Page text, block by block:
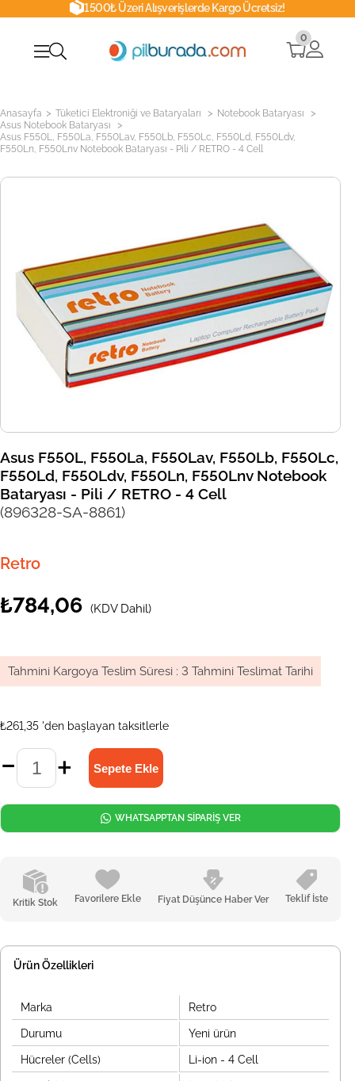
1500₺ Üzeri Alışverişlerde Kargo Ücretsiz!
0
Anasayfa > Tüketici Elektroniği ve Bataryaları > Notebook Bataryası >
Asus Notebook Bataryası >
Asus F550L, F550La, F550Lav, F550Lb, F550Lc, F550Ld, F550Ldv,
F550Ln, F550Lnv Notebook Bataryası - Pili / RETRO - 4 Cell
Asus F550L, F550La, F550Lav, F550Lb, F550Lc,
F550Ld, F550Ldv, F550Ln, F550Lnv Notebook
Bataryası - Pili / RETRO - 4 Cell
(896328-SA-8861)
Retro
₺784,06 (KDV Dahil)
Tahmini Kargoya Teslim Süresi : 3 Tahmini Teslimat Tarihi
₺261,35 'den başlayan taksitlerle
Kritik Stok Favorilere Ekle Fiyat Düşünce Haber Ver Teklif İste
WHATSAPPTAN SİPARİŞ VER
Ürün Özellikleri
Marka Retro
Durumu Yeni ürün
Hücreler (Cells) Li-ion - 4 Cell